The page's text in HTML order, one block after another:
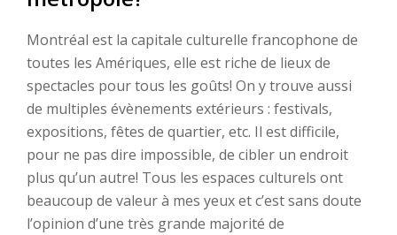
Montréal est la capitale culturelle francophone de
toutes les Amériques, elle est riche de lieux de
spectacles pour tous les goûts! On y trouve aussi
de multiples évènements extérieurs : festivals,
expositions, fêtes de quartier, etc. Il est difficile,
pour ne pas dire impossible, de cibler un endroit
plus qu’un autre! Tous les espaces culturels ont
beaucoup de valeur à mes yeux et c’est sans doute
l’opinion d’une très grande majorité de